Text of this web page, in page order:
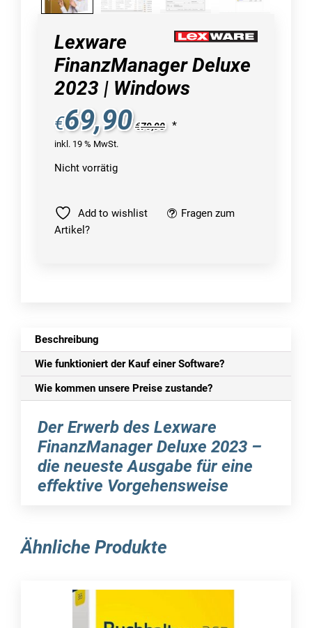
Lexware
FinanzManager Deluxe
2023 | Windows
€69,90 €79,90 *
inkl. 19 % MwSt.
Nicht vorrätig
Add to wishlist
Fragen zum
Artikel?
Beschreibung
Wie funktioniert der Kauf einer Software?
Wie kommen unsere Preise zustande?
Der Erwerb des Lexware
FinanzManager Deluxe 2023 –
die neueste Ausgabe für eine
effektive Vorgehensweise
Überblick über Finanzen zu haben, sowohl im
privaten als auch im beruflichen Umfeld, um
Einsatz einer geeigneten Software kann dieser
Prozess auf besonders einfache und effiziente
Art und Weise bewältigt werden. Eine
Ähnliche Produkte